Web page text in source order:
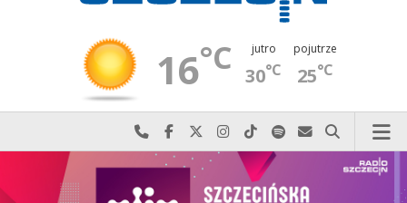
16°C jutro
30°C
pojutrze
25°C
Najlepiej po prostu do nas zadzwoń
Odwiedź nas na Facebook-u
Odwiedź nas na X
Odwiedź nas na Instagram-ie
Odwiedź nas na TikTok-u
Szukaj nas na Spotify
Wyślij do nas
Szukaj